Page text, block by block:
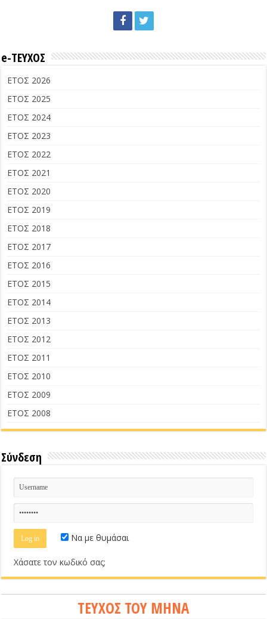
e-ΤΕΥΧΟΣ
ΕΤΟΣ 2026
ΕΤΟΣ 2025
ΕΤΟΣ 2024
ΕΤΟΣ 2023
ΕΤΟΣ 2022
ΕΤΟΣ 2021
ΕΤΟΣ 2020
ΕΤΟΣ 2019
ΕΤΟΣ 2018
ΕΤΟΣ 2017
ΕΤΟΣ 2016
ΕΤΟΣ 2015
ΕΤΟΣ 2014
ΕΤΟΣ 2013
ΕΤΟΣ 2012
ΕΤΟΣ 2011
ΕΤΟΣ 2010
ΕΤΟΣ 2009
ΕΤΟΣ 2008
Σύνδεση
Να με θυμάσαι
Χάσατε τον κωδικό σας;
ΤΕΥΧΟΣ ΤΟΥ ΜΗΝΑ